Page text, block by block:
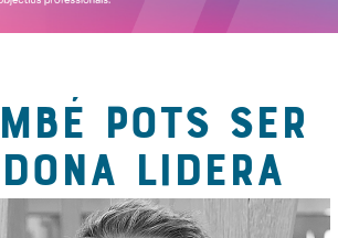
POTS SER
LIDERA